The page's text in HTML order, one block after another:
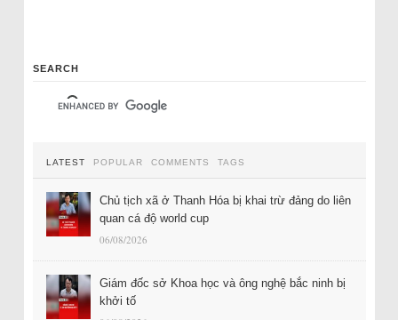
SEARCH
LATEST POPULAR COMMENTS TAGS
Chủ tịch xã ở Thanh Hóa bị khai trừ đảng do liên
quan cá độ world cup
06/08/2026
Giám đốc sở Khoa học và ông nghệ bắc ninh bị
khởi tố